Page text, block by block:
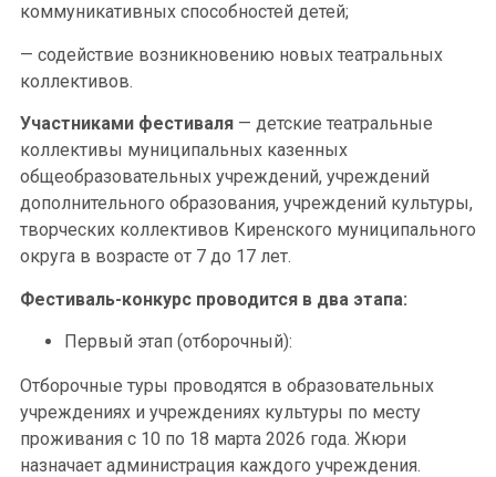
коммуникативных способностей детей;
— содействие возникновению новых театральных
коллективов.
Участниками фестиваля — детские театральные
коллективы муниципальных казенных
общеобразовательных учреждений, учреждений
дополнительного образования, учреждений культуры,
творческих коллективов Киренского муниципального
округа в возрасте от 7 до 17 лет.
Фестиваль-конкурс проводится в два этапа:
Первый этап (отборочный):
Отборочные туры проводятся в образовательных
учреждениях и учреждениях культуры по месту
проживания с 10 по 18 марта 2026 года. Жюри
назначает администрация каждого учреждения.